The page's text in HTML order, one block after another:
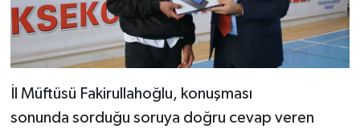
İl Müftüsü Fakirullahoğlu, konuşması
sonunda sorduğu soruya doğru cevap veren
Yalova Müftülüğü
Yozgat Müftülüğü
Zonguldak Müftülüğü